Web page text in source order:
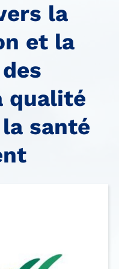
la
et la
qualité
santé